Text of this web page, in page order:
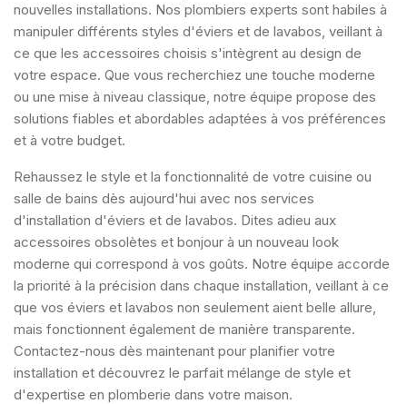
nouvelles installations. Nos plombiers experts sont habiles à
manipuler différents styles d'éviers et de lavabos, veillant à
ce que les accessoires choisis s'intègrent au design de
votre espace. Que vous recherchiez une touche moderne
ou une mise à niveau classique, notre équipe propose des
solutions fiables et abordables adaptées à vos préférences
et à votre budget.
Rehaussez le style et la fonctionnalité de votre cuisine ou
salle de bains dès aujourd'hui avec nos services
d'installation d'éviers et de lavabos. Dites adieu aux
accessoires obsolètes et bonjour à un nouveau look
moderne qui correspond à vos goûts. Notre équipe accorde
la priorité à la précision dans chaque installation, veillant à ce
que vos éviers et lavabos non seulement aient belle allure,
mais fonctionnent également de manière transparente.
Contactez-nous dès maintenant pour planifier votre
installation et découvrez le parfait mélange de style et
d'expertise en plomberie dans votre maison.